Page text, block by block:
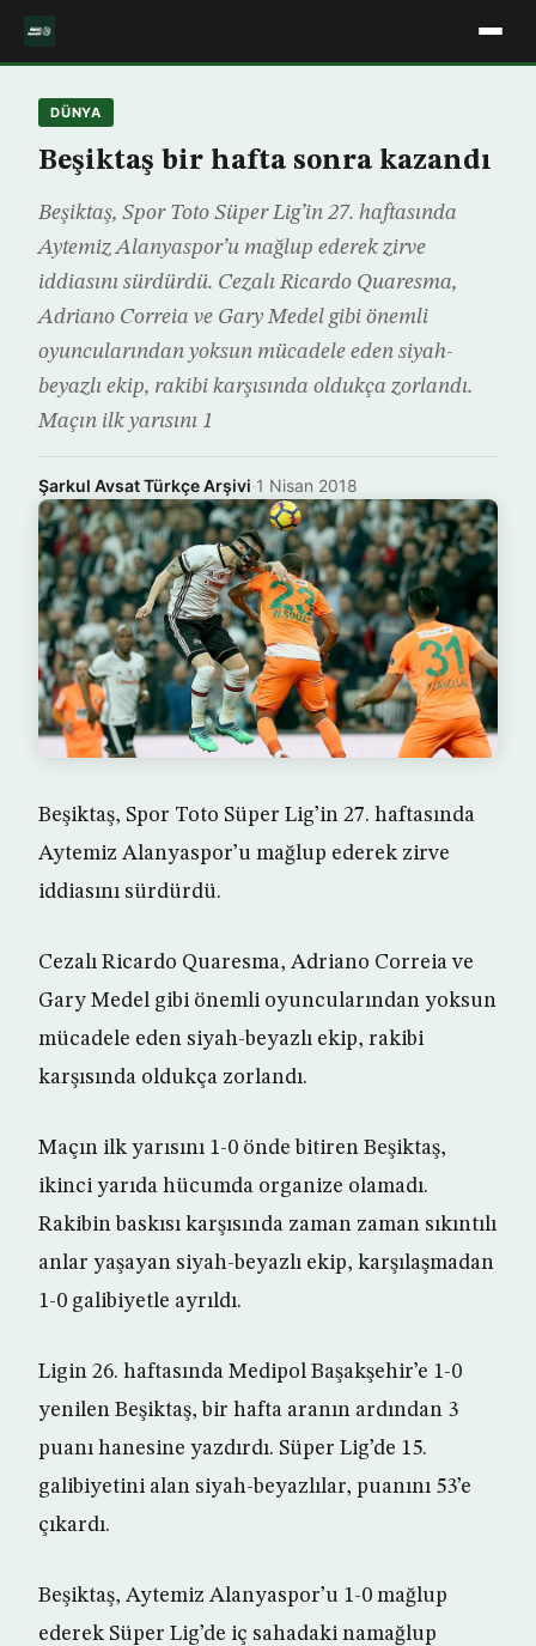
DÜNYA
Beşiktaş bir hafta sonra kazandı
Beşiktaş, Spor Toto Süper Lig’in 27. haftasında
Aytemiz Alanyaspor’u mağlup ederek zirve
iddiasını sürdürdü. Cezalı Ricardo Quaresma,
Adriano Correia ve Gary Medel gibi önemli
oyuncularından yoksun mücadele eden siyah-
beyazlı ekip, rakibi karşısında oldukça zorlandı.
Maçın ilk yarısını 1
Şarkul Avsat Türkçe Arşivi·1 Nisan 2018
Beşiktaş, Spor Toto Süper Lig’in 27. haftasında
Aytemiz Alanyaspor’u mağlup ederek zirve
iddiasını sürdürdü.
Cezalı Ricardo Quaresma, Adriano Correia ve
Gary Medel gibi önemli oyuncularından yoksun
mücadele eden siyah-beyazlı ekip, rakibi
karşısında oldukça zorlandı.
Maçın ilk yarısını 1-0 önde bitiren Beşiktaş,
ikinci yarıda hücumda organize olamadı.
Rakibin baskısı karşısında zaman zaman sıkıntılı
anlar yaşayan siyah-beyazlı ekip, karşılaşmadan
1-0 galibiyetle ayrıldı.
Ligin 26. haftasında Medipol Başakşehir’e 1-0
yenilen Beşiktaş, bir hafta aranın ardından 3
puanı hanesine yazdırdı. Süper Lig’de 15.
galibiyetini alan siyah-beyazlılar, puanını 53’e
çıkardı.
Beşiktaş, Aytemiz Alanyaspor’u 1-0 mağlup
ederek Süper Lig’de iç sahadaki namağlup